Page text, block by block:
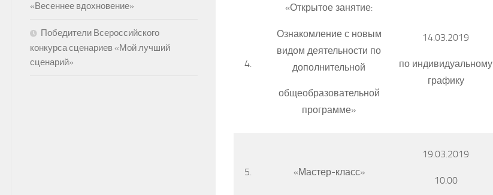
4.
«Открытое занятие:
Ознакомление с новым
видом деятельности по
дополнительной
общеобразовательной
программе»
14.03.2019
по индивидуальному
графику
5. «Мастер-класс»
19.03.2019
10.00
«Весеннее вдохновение»
Победители Всероссийского
конкурса сценариев «Мой лучший
сценарий»